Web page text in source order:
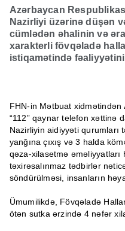
Azərbaycan
Nazirliyi üzərinə düşən
cümlədən əhalinin və
xarakterli fövqəladə
istiqamətində
FHN-in Mətbuat xidmətindən
“112” qaynar telefon xəttinə
Nazirliyin aidiyyəti
yanğına çıxış və 3 halda
qəza-xilasetmə
təxirəsalınmaz tədbirlər
söndürülməsi, insanların
Ümumilikdə, Fövqəladə
ötən sutka ərzində 4 nəfər